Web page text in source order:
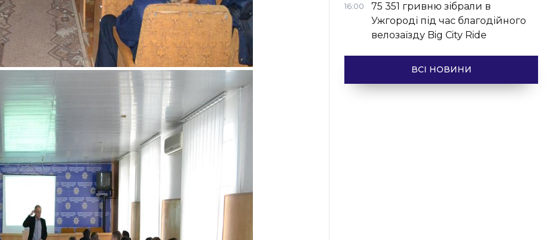
16:00
75 351 гривню зібрали в
Ужгороді під час благодійного
велозаїзду Big Сity Ride
ВСІ НОВИНИ